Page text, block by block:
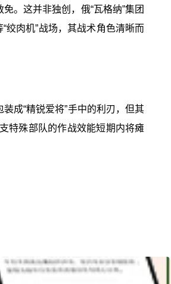
。这并非独创，俄“瓦格纳”集团
肉机”战场，其战术角色清晰而
成“精锐爱将”手中的利刃，但其
特殊部队的作战效能短期内将瘫